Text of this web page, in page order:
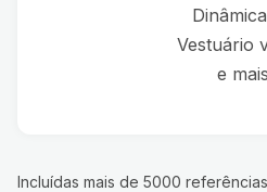
Vestuário
e mais
Incluídas mais de 5000